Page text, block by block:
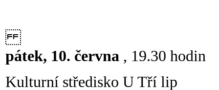
pátek, 10. června , 19.30 hodin
Kulturní středisko U Tří lip